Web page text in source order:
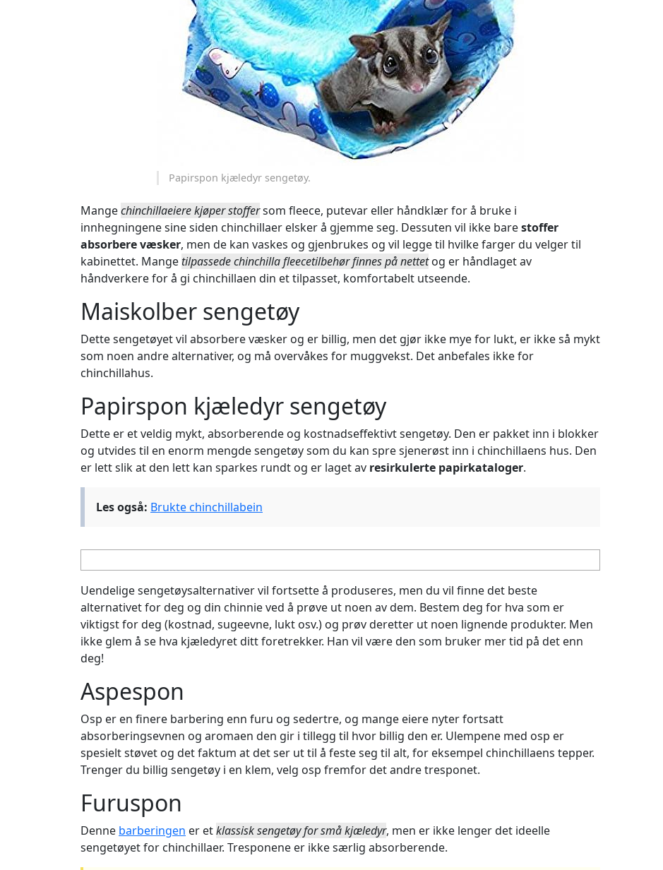
Papirspon kjæledyr sengetøy.
Mangechinchillaeiere kjøper stoffersom fleece, putevar eller håndklær for å bruke i
innhegningene sine siden chinchillaer elsker å gjemme seg. Dessuten vil ikke barestoffer
absorbere væsker, men de kan vaskes og gjenbrukes og vil legge til hvilke farger du velger til
kabinettet. Mange tilpassede chinchilla fleecetilbehør finnes på nettetog er håndlaget av
håndverkere for å gi chinchillaen din et tilpasset, komfortabelt utseende.
Maiskolber sengetøy
Dette sengetøyet vil absorbere væsker og er billig, men det gjør ikke mye for lukt, er ikke så mykt
som noen andre alternativer, og må overvåkes for muggvekst. Det anbefales ikke for
chinchillahus.
Papirspon kjæledyr sengetøy
Dette er et veldig mykt, absorberende og kostnadseffektivt sengetøy. Den er pakket inn i blokker
og utvides til en enorm mengde sengetøy som du kan spre sjenerøst inn i chinchillaens hus. Den
er lett slik at den lett kan sparkes rundt og er laget av resirkulerte papirkataloger.
Les også: Brukte chinchillabein
Uendelige sengetøysalternativer vil fortsette å produseres, men du vil finne det beste
alternativet for deg og din chinnie ved å prøve ut noen av dem. Bestem deg for hva som er
viktigst for deg (kostnad, sugeevne, lukt osv.) og prøv deretter ut noen lignende produkter. Men
ikke glem å se hva kjæledyret ditt foretrekker. Han vil være den som bruker mer tid på det enn
deg!
Aspespon
Osp er en finere barbering enn furu og sedertre, og mange eiere nyter fortsatt
absorberingsevnen og aromaen den gir i tillegg til hvor billig den er. Ulempene med osp er
spesielt støvet og det faktum at det ser ut til å feste seg til alt, for eksempel chinchillaens tepper.
Trenger du billig sengetøy i en klem, velg osp fremfor det andre tresponet.
Furuspon
Denne barberingen er etklassisk sengetøy for små kjæledyr, men er ikke lenger det ideelle
sengetøyet for chinchillaer. Tresponene er ikke særlig absorberende.